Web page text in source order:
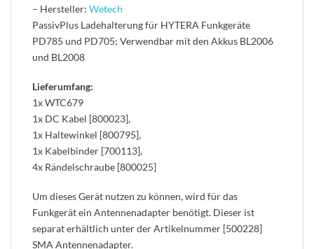
– Hersteller: Wetech
PassivPlus Ladehalterung für HYTERA Funkgeräte
PD785 und PD705; Verwendbar mit den Akkus BL2006
und BL2008
Lieferumfang:
1x WTC679
1x DC Kabel [800023],
1x Haltewinkel [800795],
1x Kabelbinder [700113],
4x Rändelschraube [800025]
Um dieses Gerät nutzen zu können, wird für das
Funkgerät ein Antennenadapter benötigt. Dieser ist
separat erhältlich unter der Artikelnummer [500228]
SMA Antennenadapter.